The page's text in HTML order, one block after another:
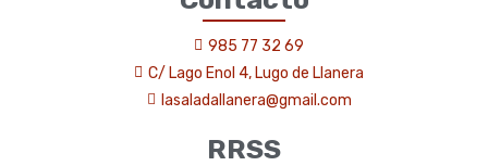
985 77 32 69
C/ Lago Enol 4, Lugo de Llanera
lasaladallanera@gmail.com
RRSS